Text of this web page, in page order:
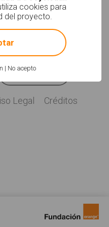
Twitter
Newsletter
Legal Créditos
cookies para
del proyecto.
| No acepto